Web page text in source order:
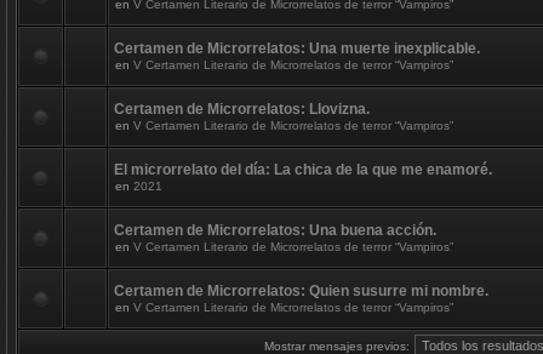
en V Certamen Literario de Microrrelatos de terror “Vampiros”
Certamen de Microrrelatos: Una muerte inexplicable.
en V Certamen Literario de Microrrelatos de terror “Vampiros”
Certamen de Microrrelatos: Llovizna.
en V Certamen Literario de Microrrelatos de terror “Vampiros”
El microrrelato del día: La chica de la que me enamoré.
en 2021
Certamen de Microrrelatos: Una buena acción.
en V Certamen Literario de Microrrelatos de terror “Vampiros”
Certamen de Microrrelatos: Quien susurre mi nombre.
en V Certamen Literario de Microrrelatos de terror “Vampiros”
Mostrar mensajes previos: